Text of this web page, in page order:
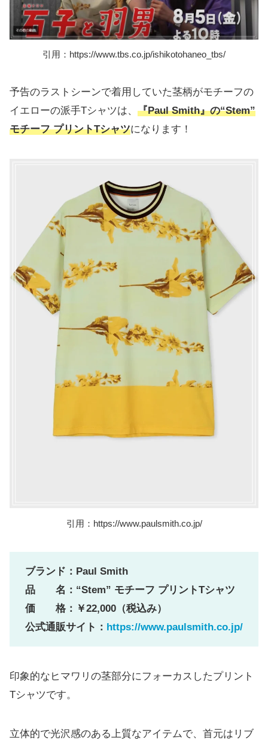
引用：https://www.tbs.co.jp/ishikotohaneo_tbs/
予告のラストシーンで着用していた茎柄がモチーフの
イエローの派手Tシャツは、 『Paul Smith』の“Stem”
モチーフ プリントTシャツになります！
引用：https://www.paulsmith.co.jp/
ブランド： Paul Smith
品 名：“Stem” モチーフ プリントTシャツ
価 格：￥22,000（税込み）
公式通販サイト： https://www.paulsmith.co.jp/
印象的なヒマワリの茎部分にフォーカスしたプリント
Tシャツです。
立体的で光沢感のある上質なアイテムで、首元はリブ